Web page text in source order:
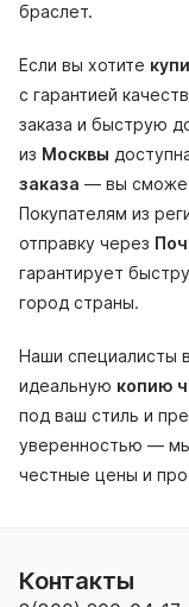
браслет.
Если вы хотите
с гарантией
заказа и быструю
из Москвы
заказа — вы
Покупателям из
отправку через
гарантирует
город страны.
Наши специалисты
идеальную копию
под ваш стиль и
уверенностью — мы
честные цены и
Контакты